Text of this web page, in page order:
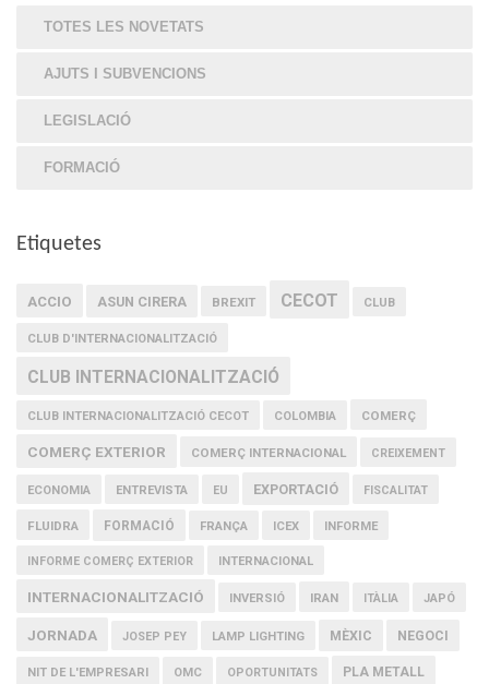
TOTES LES NOVETATS
AJUTS I SUBVENCIONS
LEGISLACIÓ
FORMACIÓ
Etiquetes
ACCIO ASUN CIRERA BREXIT CECOT CLUB
CLUB D'INTERNACIONALITZACIÓ
CLUB INTERNACIONALITZACIÓ
CLUB INTERNACIONALITZACIÓ CECOT COLOMBIA COMERÇ
COMERÇ EXTERIOR COMERÇ INTERNACIONAL CREIXEMENT
ECONOMIA ENTREVISTA EU EXPORTACIÓ FISCALITAT
FLUIDRA FORMACIÓ FRANÇA ICEX INFORME
INFORME COMERÇ EXTERIOR INTERNACIONAL
INTERNACIONALITZACIÓ INVERSIÓ IRAN ITÀLIA JAPÓ
JORNADA JOSEP PEY LAMP LIGHTING MÈXIC NEGOCI
NIT DE L'EMPRESARI OMC OPORTUNITATS PLA METALL